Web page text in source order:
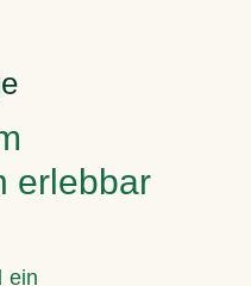
erlebbar
ein